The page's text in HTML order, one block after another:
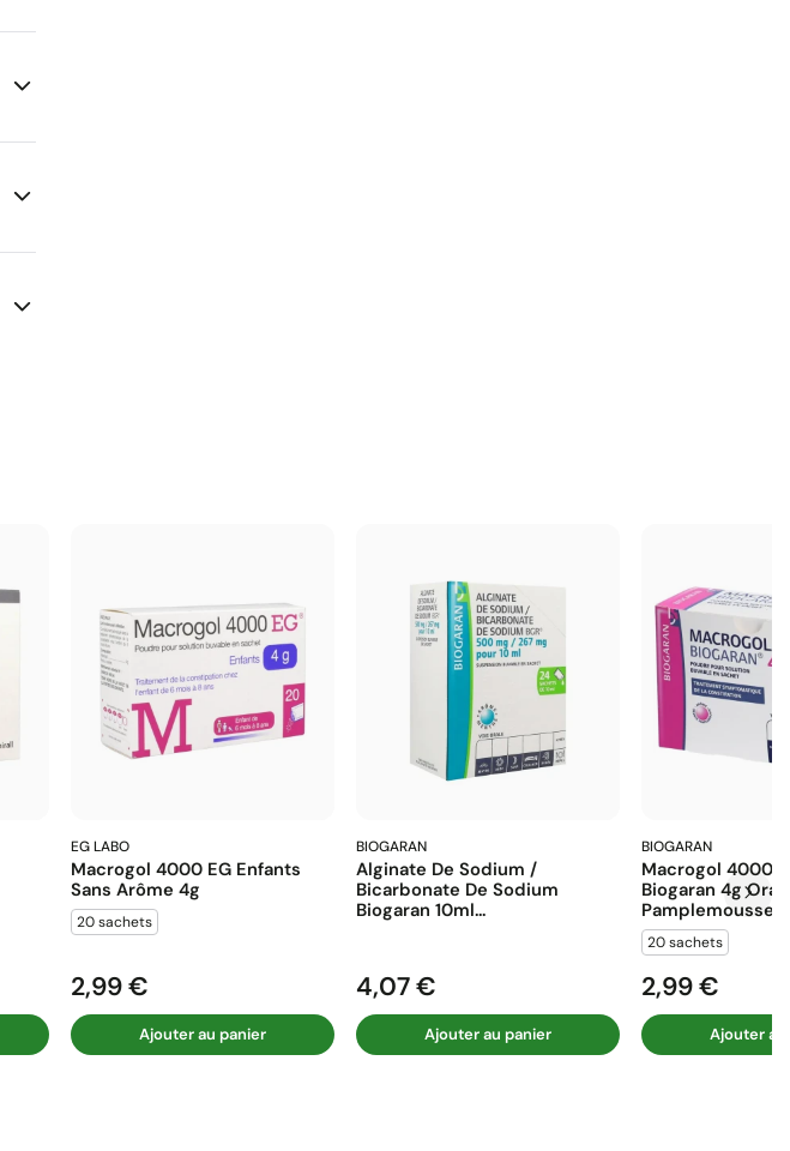
EG LABO
Macrogol 4000 EG Enfants
Sans Arôme 4g
20 sachets
Prix
2,99 €
Ajouter au panier
BIOGARAN
Alginate De Sodium /
Bicarbonate De Sodium
Biogaran 10ml...
Prix
4,07 €
Ajouter au panier
BIOGARAN
Macrogol 4000
Biogaran 4g
Pamplemousse...
20 sachets
Prix
2,99 €
Ajouter au